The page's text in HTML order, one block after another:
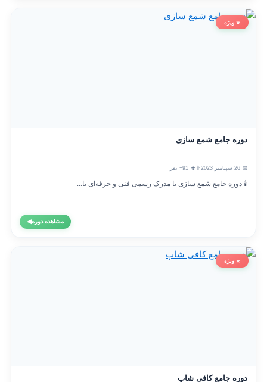
⭐ ویژه
دوره جامع شمع سازی
👨‍🎓 91+ نفر
🕯️ دوره جامع شمع سازی با مدرک رسمی فنی و حرفه‌ای با...
مشاهده دوره◀
⭐ ویژه
دوره جامع کافی شاپ